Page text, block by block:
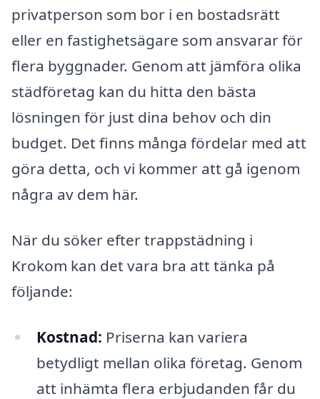
privatperson som bor i en bostadsrätt
eller en fastighetsägare som ansvarar för
flera byggnader. Genom att jämföra olika
städföretag kan du hitta den bästa
lösningen för just dina behov och din
budget. Det finns många fördelar med att
göra detta, och vi kommer att gå igenom
några av dem här.
När du söker efter trappstädning i
Krokom kan det vara bra att tänka på
följande:
Kostnad: Priserna kan variera
betydligt mellan olika företag. Genom
att inhämta flera erbjudanden får du